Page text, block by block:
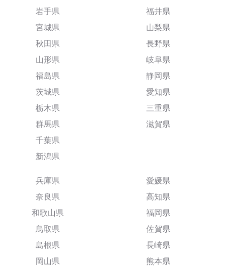
岩手県
宮城県
秋田県
山形県
福島県
茨城県
栃木県
群馬県
千葉県
新潟県
福井県
山梨県
長野県
岐阜県
静岡県
愛知県
三重県
滋賀県
兵庫県
奈良県
和歌山県
鳥取県
島根県
岡山県
愛媛県
高知県
福岡県
佐賀県
長崎県
熊本県